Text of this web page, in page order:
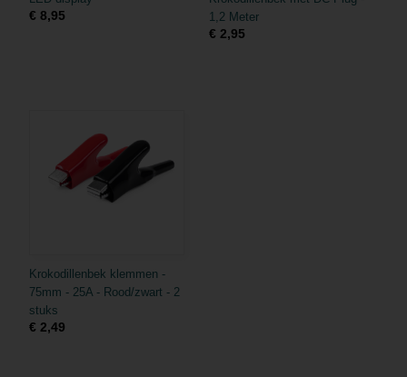
€ 8,95
1,2 Meter
€ 2,95
Krokodillenbek klemmen -
75mm - 25A - Rood/zwart - 2
stuks
€ 2,49